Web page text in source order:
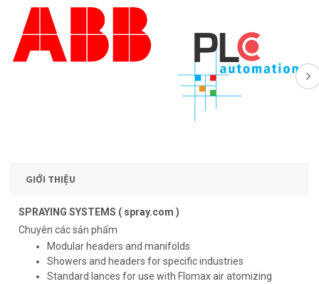
GIỚI THIỆU
SPRAYING SYSTEMS ( spray.com )
Chuyên các sản phẩm
Modular headers and manifolds
Showers and headers for specific industries
Standard lances for use with Flomax air atomizing